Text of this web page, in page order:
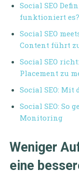
Social SEO
funktioniert es?
Social SEO
Content führt
Social SEO
Placement zu
Social SEO: Mit
Social SEO: So
Monitoring
Weniger
eine